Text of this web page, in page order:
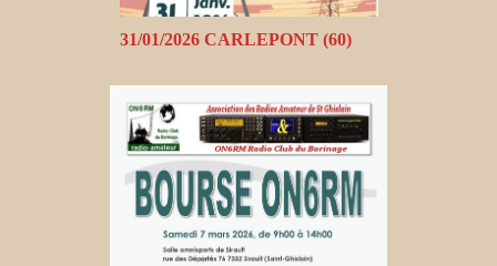
31/01/2026 CARLEPONT (60)